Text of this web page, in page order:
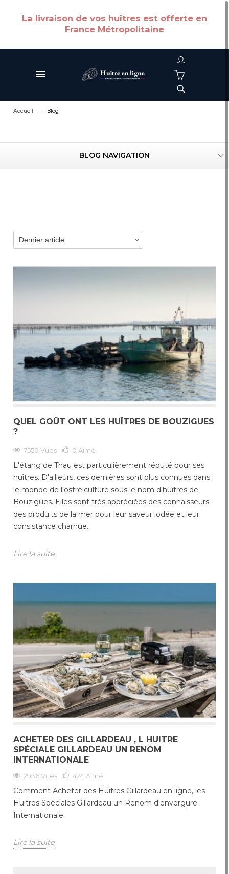
La livraison de vos huîtres est offerte en
France Métropolitaine
Accueil Blog
BLOG NAVIGATION
QUEL GOÛT ONT LES HUÎTRES DE BOUZIGUES
?
7550 Vues 0 Aimé
L'étang de Thau est particulièrement réputé pour ses
huîtres. D'ailleurs, ces dernières sont plus connues dans
le monde de l'ostréiculture sous le nom d'huîtres de
Bouzigues. Elles sont très appréciées des connaisseurs
des produits de la mer pour leur saveur iodée et leur
consistance charnue.
Lire la suite
ACHETER DES GILLARDEAU , L HUITRE
SPÉCIALE GILLARDEAU UN RENOM
INTERNATIONALE
2936 Vues 424 Aimé
Comment Acheter des Huitres Gillardeau en ligne, les
Huitres Spéciales Gillardeau un Renom d'envergure
Internationale
Lire la suite